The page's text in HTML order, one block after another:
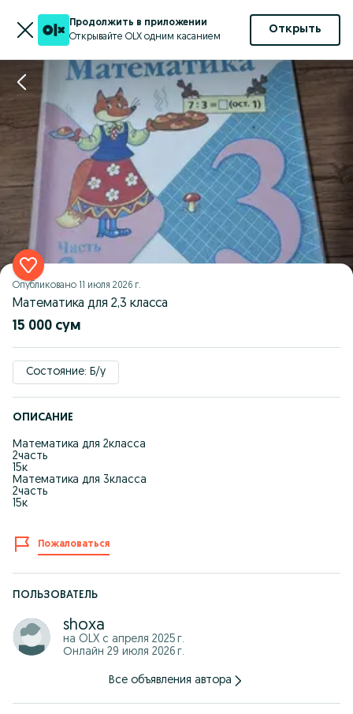
Продолжить в приложении
Открывайте OLX одним касанием
Открыть
Опубликовано 11 июля 2026 г.
Математика для 2,3 класса
15 000 сум
Состояние: Б/у
ОПИСАНИЕ
Математика для 2класса
2часть
15к
Математика для 3класса
2часть
15к
Пожаловаться
ПОЛЬЗОВАТЕЛЬ
shoxa
на OLX с апреля 2025 г.
Онлайн 29 июля 2026 г.
Все объявления автора